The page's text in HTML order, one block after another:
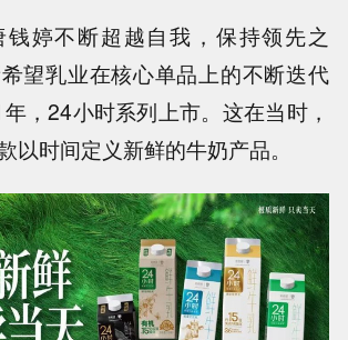
婷不断超越自我，保持领先之
望乳业在核心单品上的不断迭代
，24小时系列上市。这在当时，
以时间定义新鲜的牛奶产品。